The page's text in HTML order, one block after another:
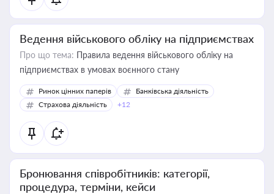
Ведення військового обліку на підприємствах
Про що тема: Правила ведення військового обліку на
підприємствах в умовах воєнного стану
Ринок цінних паперів
Банківська діяльність
Страхова діяльність
+12
Бронювання співробітників: категорії,
процедура, терміни, кейси